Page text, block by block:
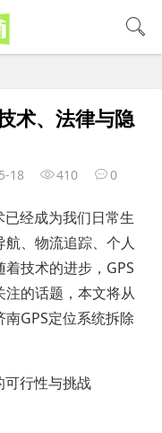
术、法律与隐
18 410 0
经成为我们日常生
、物流追踪、个人
技术的进步，GPS
的话题，本文将从
GPS定位系统拆除
可行性与挑战